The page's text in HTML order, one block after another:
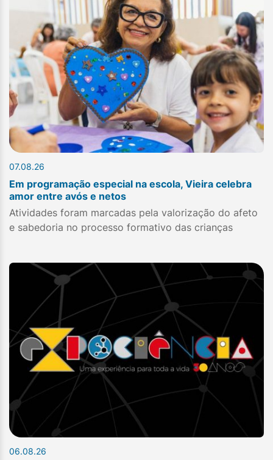
07.08.26
Em programação especial na escola, Vieira celebra
amor entre avós e netos
Atividades foram marcadas pela valorização do afeto
e sabedoria no processo formativo das crianças
06.08.26